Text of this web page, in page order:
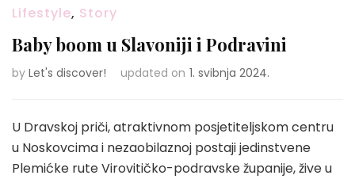
Lifestyle, Story
Baby boom u Slavoniji i Podravini
by Let's discover! updated on 1. svibnja 2024.
U Dravskoj priči, atraktivnom posjetiteljskom centru
u Noskovcima i nezaobilaznoj postaji jedinstvene
Plemićke rute Virovitičko-podravske županije, žive u